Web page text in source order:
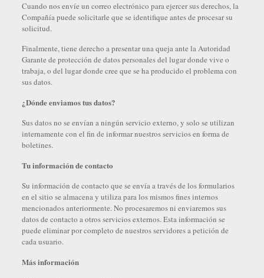
Cuando nos envíe un correo electrónico para ejercer sus derechos, la
Compañía puede solicitarle que se identifique antes de procesar su
solicitud.
Finalmente, tiene derecho a presentar una queja ante la Autoridad
Garante de protección de datos personales del lugar donde vive o
trabaja, o del lugar donde cree que se ha producido el problema con
sus datos.
¿Dónde enviamos tus datos?
Sus datos no se envían a ningún servicio externo, y solo se utilizan
internamente con el fin de informar nuestros servicios en forma de
boletines.
Tu información de contacto
Su información de contacto que se envía a través de los formularios
en el sitio se almacena y utiliza para los mismos fines internos
mencionados anteriormente. No procesaremos ni enviaremos sus
datos de contacto a otros servicios externos. Esta información se
puede eliminar por completo de nuestros servidores a petición de
cada usuario.
Más información